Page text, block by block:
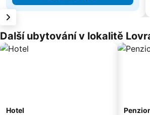
Další ubytování v lokalitě
Hotel